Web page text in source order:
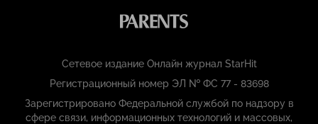
Сетевое издание Онлайн журнал StarHit
Регистрационный номер ЭЛ № ФС 77 - 83698
Зарегистрировано Федеральной службой по надзору в
сфере связи, информационных технологий и массовых,